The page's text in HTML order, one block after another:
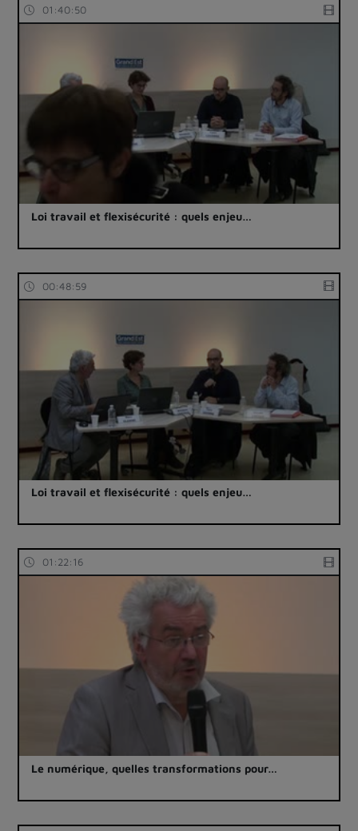
01:40:50
Loi travail et flexisécurité : quels enjeu…
00:48:59
Loi travail et flexisécurité : quels enjeu…
01:22:16
Le numérique, quelles transformations pour…